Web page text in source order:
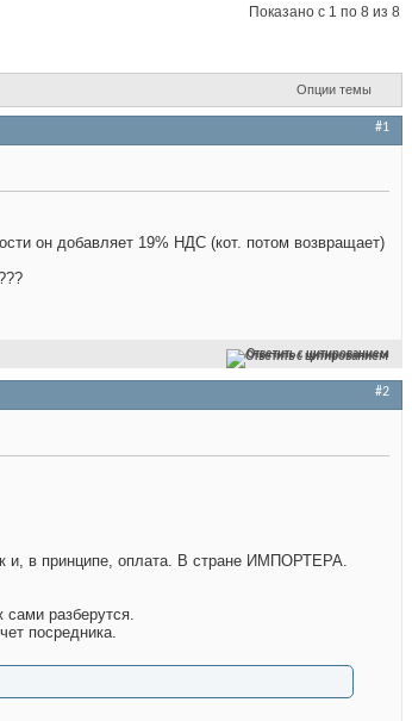
Показано с 1 по 8 из 8
Опции темы
#1
он добавляет 19% НДС (кот. потом возвращает)
Ответить с цитированием
#2
и, в принципе, оплата. В стране ИМПОРТЕРА.
разберутся.
посредника.